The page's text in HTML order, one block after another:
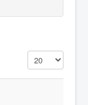
Кол-во строк: